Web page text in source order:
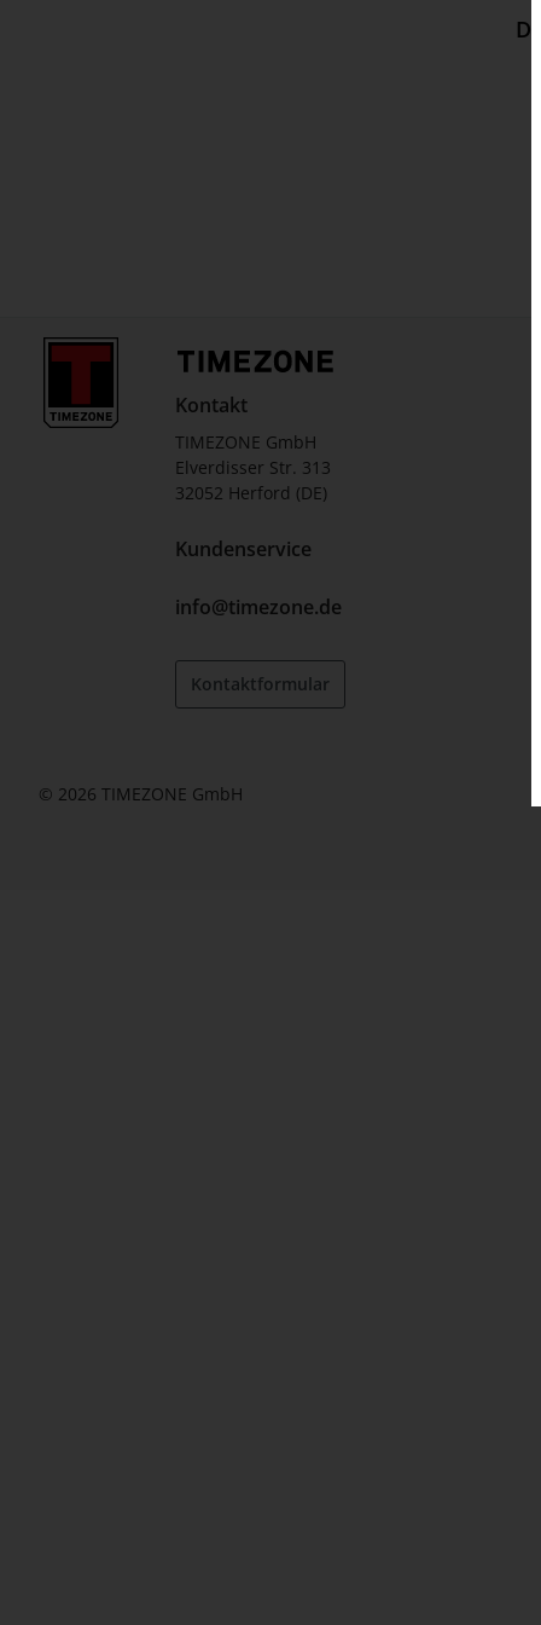
Kontakt
TIMEZONE GmbH
Elverdisser Str. 313
32052 Herford (DE)
Kundenservice
info@timezone.de
Kontaktformular
© 2026 TIMEZONE GmbH